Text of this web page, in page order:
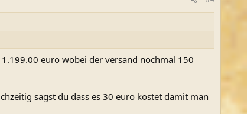
euro wobei der versand nochmal 150
sagst du dass es 30 euro kostet damit man